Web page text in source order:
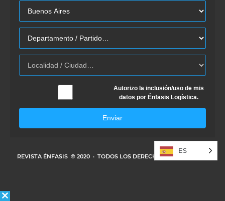
Autorizo la inclusión/uso de mis
datos por Énfasis Logística.
Enviar
REVISTA ÉNFASIS © 2020 · TODOS LOS DERECHOS RESERVADOS
ES